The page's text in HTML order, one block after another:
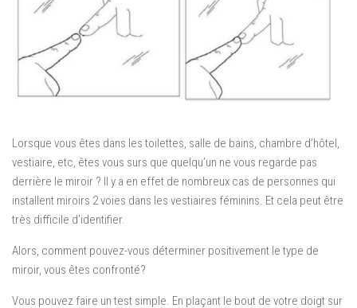
Lorsque vous êtes dans les toilettes, salle de bains, chambre d’hôtel,
vestiaire, etc, êtes vous surs que quelqu’un ne vous regarde pas
derrière le miroir ? Il y a en effet de nombreux cas de personnes qui
installent miroirs 2 voies dans les vestiaires féminins. Et cela peut être
très difficile d’identifier.
Alors, comment pouvez-vous déterminer positivement le type de
miroir, vous êtes confronté?
Vous pouvez faire un test simple. En plaçant le bout de votre doigt sur